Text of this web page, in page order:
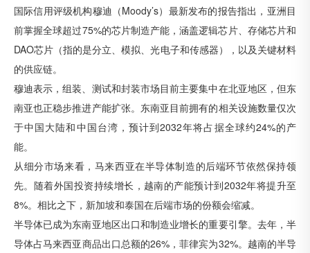
国际信用评级机构穆迪（Moody’s）最新发布的报告指出，亚洲目
前掌握全球超过75%的芯片制造产能，涵盖逻辑芯片、存储芯片和
DAO芯片（指的是分立、模拟、光电子和传感器），以及关键材料
的供应链。
穆迪表示，组装、测试和封装市场目前主要集中在北亚地区，但东
南亚也正稳步推进产能扩张。东南亚目前拥有的相关设施数量仅次
于中国大陆和中国台湾，预计到2032年将占据全球约24%的产
能。
从细分市场来看，马来西亚在半导体制造的后端环节依然保持领
先。随着外国投资持续增长，越南的产能预计到2032年将提升至
8%。相比之下，新加坡和泰国在后端市场的份额会缩减。
半导体已成为东南亚地区出口和制造业增长的重要引擎。去年，半
导体占马来西亚商品出口总额的26%，菲律宾为32%。越南的半导